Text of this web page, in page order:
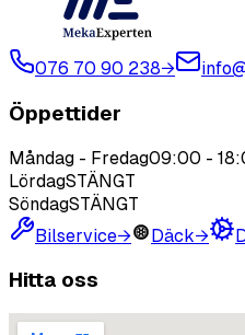
076 70 90 238→
Öppettider
Måndag - Fredag09:00 -
LördagSTÄNGT
SöndagSTÄNGT
Bilservice→ Däck→
Hitta oss